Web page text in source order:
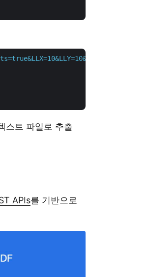
스트 파일로 추출
APIs를 기반으로